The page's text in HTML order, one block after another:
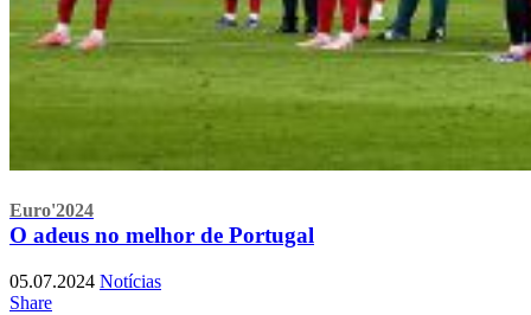
Euro'2024
O adeus no melhor de Portugal
05.07.2024 Notícias
Share